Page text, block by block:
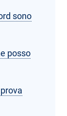
sono
posso